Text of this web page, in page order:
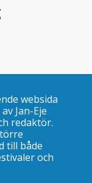
websida
Jan-Eje
redaktör.
till både
och